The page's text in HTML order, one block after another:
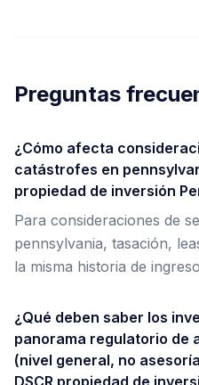
Preguntas
¿Cómo afecta
catástrofes en
propiedad de inversión
Para consideraciones de
pennsylvania, tasación,
la misma historia de
¿Qué deben saber los
panorama regulatorio de
(nivel general, no
DSCR propiedad de